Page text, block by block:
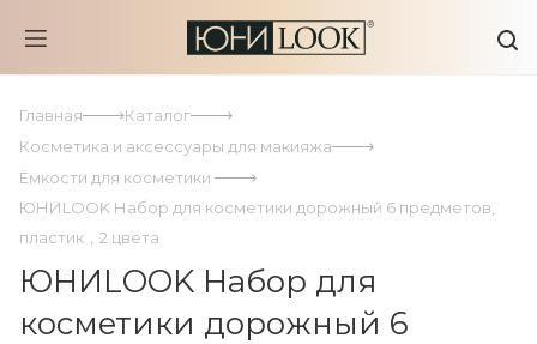
Главная
Каталог
Косметика и аксессуары для макияжа
Ёмкости для косметики
ЮНИLOOK Набор для косметики дорожный 6 предметов,
пластик，2 цвета
ЮНИLOOK Набор для
косметики дорожный 6